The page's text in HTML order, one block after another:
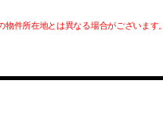
件所在地とは異なる場合がございます。